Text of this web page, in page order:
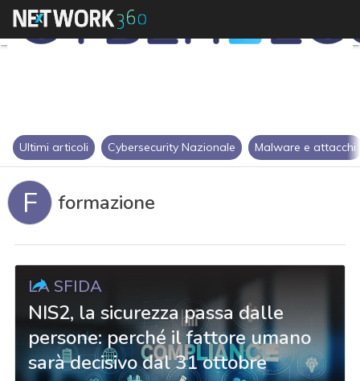
Ultimi articoli Cybersecurity Nazionale Malware e attacchi
F formazione
LA SFIDA
NIS2, la sicurezza passa dalle
persone: perché il fattore umano
sarà decisivo dal 31 ottobre